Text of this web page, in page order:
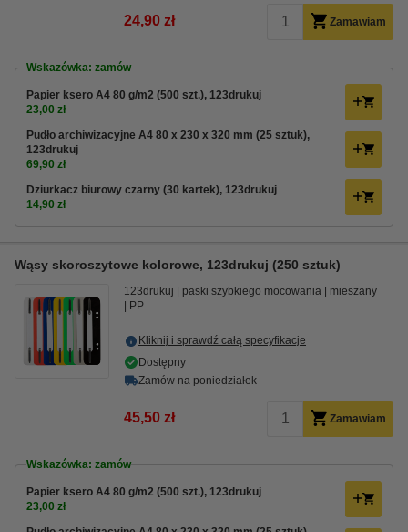
24,90 zł Zamawiam
Wskazówka: zamów
Papier ksero A4 80 g/m2 (500 szt.), 123drukuj
23,00 zł
Pudło archiwizacyjne A4 80 x 230 x 320 mm (25 sztuk),
123drukuj
69,90 zł
Dziurkacz biurowy czarny (30 kartek), 123drukuj
14,90 zł
Wąsy skoroszytowe kolorowe, 123drukuj (250 sztuk)
123drukuj paski szybkiego mocowania
mieszany
PP
Kliknij i sprawdź całą specyfikacje
Dostępny
Zamów na poniedziałek
45,50 zł Zamawiam
Wskazówka: zamów
Papier ksero A4 80 g/m2 (500 szt.), 123drukuj
23,00 zł